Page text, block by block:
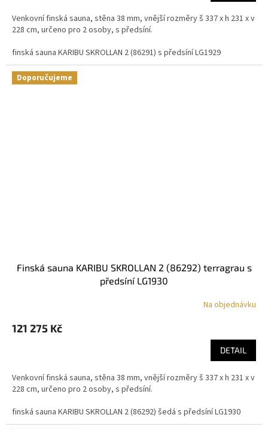
Venkovní finská sauna, stěna 38 mm, vnější rozměry š 337 x h 231 x v
228 cm, určeno pro 2 osoby, s předsíní.
finská sauna KARIBU SKROLLAN 2 (86291) s předsíní LG1929
Doporučujeme
finská sauna KARIBU SKROLLAN 2 (86292) terragrau s
předsíní LG1930
Na objednávku
121 275 Kč
DETAIL
Venkovní finská sauna, stěna 38 mm, vnější rozměry š 337 x h 231 x v
228 cm, určeno pro 2 osoby, s předsíní.
finská sauna KARIBU SKROLLAN 2 (86292) šedá s předsíní LG1930